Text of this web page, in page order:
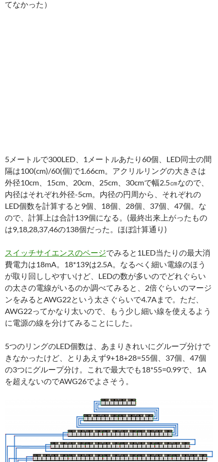
てなかった）
5メートルで300LED、1メートルあたり60個、LED同士の間
隔は100(cm)/60(個)で1.66cm。アクリルリングの大きさは
外径10cm、15cm、20cm、25cm、30cmで幅2.5㎝なので、
内径はそれぞれ外径-5cm。内径の円周から、それぞれの
LED個数を計算すると9個、18個、28個、37個、47個。な
ので、計算上は合計139個になる。(最終出来上がったもの
は9,18,28,37,46の138個だった。ほぼ計算通り)
スイッチサイエンスのページでみると1LED当たりの最大消
費電力は18mA。18*139は2.5A。なるべく細い電線のほう
が取り回ししやすいけど、LEDの数が多いのでどれぐらい
の太さの電線がいるのか調べてみると、2倍ぐらいのマージ
ンをみるとAWG22という太さぐらいで4.7Aまで。ただ、
AWG22ってかなり太いので、もう少し細い線を使えるよう
に電源の線を分けてみることにした。
5つのリングのLED個数は、あまりきれいにグループ分けで
きなかったけど、とりあえず9+18+28=55個、37個、47個
の3つにグループ分け。これで最大でも18*55=0.99で、1A
を超えないのでAWG26でよさそう。